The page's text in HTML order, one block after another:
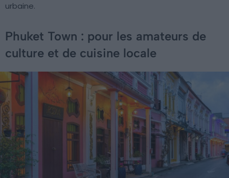
urbaine.
Phuket Town : pour les amateurs de
culture et de cuisine locale